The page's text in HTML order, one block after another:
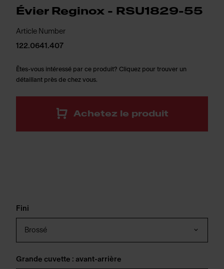
Évier Reginox - RSU1829-55
Article Number
122.0641.407
Êtes-vous intéressé par ce produit? Cliquez pour trouver un
détaillant près de chez vous.
Achetez le produit
Fini
Brossé
Grande cuvette : avant-arrière